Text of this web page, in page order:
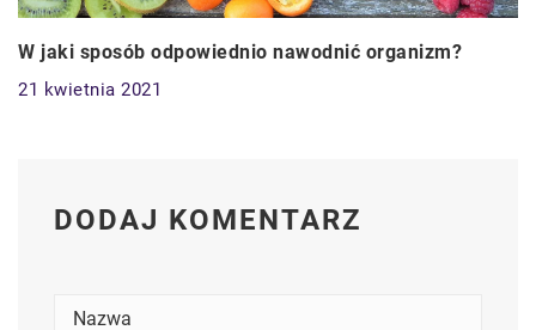
W jaki sposób odpowiednio nawodnić organizm?
21 kwietnia 2021
DODAJ KOMENTARZ